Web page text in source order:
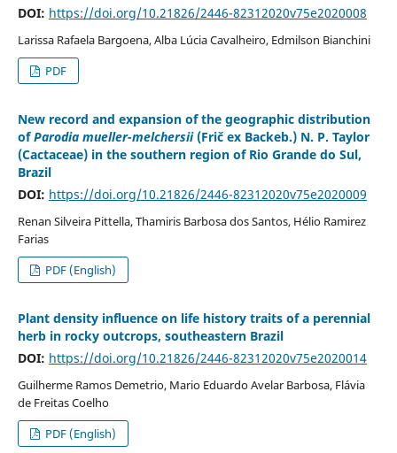
DOI: https://doi.org/10.21826/2446-82312020v75e2020008
Larissa Rafaela Bargoena, Alba Lúcia Cavalheiro, Edmilson Bianchini
PDF
New record and expansion of the geographic distribution
ofParodia mueller-melchersii(Frič ex Backeb.) N. P. Taylor
(Cactaceae) in the southern region of Rio Grande do Sul,
Brazil
DOI: https://doi.org/10.21826/2446-82312020v75e2020009
Renan Silveira Pittella, Thamiris Barbosa dos Santos, Hélio Ramirez
Farias
PDF (English)
Plant density influence on life history traits of a perennial
herb in rocky outcrops, southeastern Brazil
DOI: https://doi.org/10.21826/2446-82312020v75e2020014
Guilherme Ramos Demetrio, Mario Eduardo Avelar Barbosa, Flávia
de Freitas Coelho
PDF (English)